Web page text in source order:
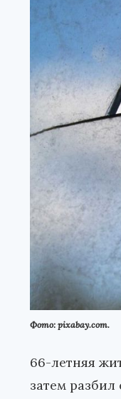
Фото: pixabay.com.
66-летняя
затем